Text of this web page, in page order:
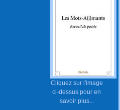
Cliquez sur l'image
ci-dessus pour en
savoir plus...